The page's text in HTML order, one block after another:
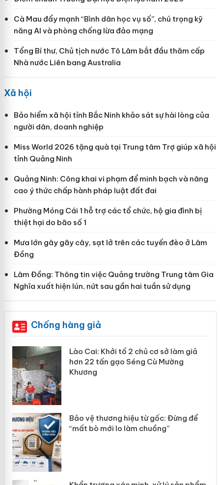
Cà Mau đẩy mạnh “Bình dân học vụ số”, chú trọng kỹ
năng AI và phòng chống lừa đảo mạng
Tổng Bí thư, Chủ tịch nước Tô Lâm bắt đầu thăm cấp
Nhà nước Liên bang Australia
Xã hội
Bảo hiểm xã hội tỉnh Bắc Ninh khảo sát sự hài lòng của
người dân, doanh nghiệp
Miss World 2026 tặng quà tại Trung tâm Trợ giúp xã hội
tỉnh Quảng Ninh
Quảng Ninh: Công khai vi phạm để minh bạch và nâng
cao ý thức chấp hành pháp luật đất đai
Phường Móng Cái 1 hỗ trợ các tổ chức, hộ gia đình bị
thiệt hại do bão số 1
Mưa lớn gây gãy cây, sạt lở trên các tuyến đèo ở Lâm
Đồng
Lâm Đồng: Thông tin việc Quảng trường Trung tâm Gia
Nghĩa xuất hiện lún, nứt sau gần hai tuần sử dụng
Chống hàng giả
Lào Cai: Khởi tố 2 chủ cơ sở làm giả
hơn 22 tấn gạo Séng Cù Mường
Khương
Bảo vệ thương hiệu từ gốc: Đừng để
“mất bò mới lo làm chuồng”